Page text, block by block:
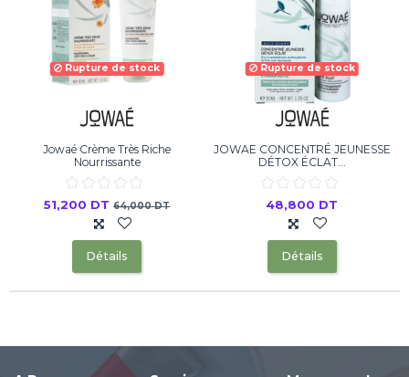
Rupture de stock
Jowaé Crème Très Riche
Nourrissante
51,200 DT64,000 DT
Détails
Rupture de stock
JOWAE CONCENTRÉ JEUNESSE
DÉTOX ÉCLAT...
48,800 DT
Détails